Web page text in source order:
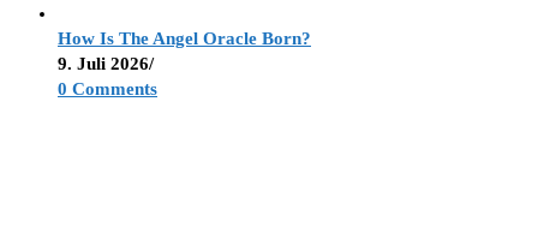
How Is The Angel Oracle Born?
9. Juli 2026/
0 Comments